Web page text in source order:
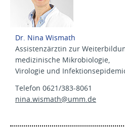
Dr. Nina Wismath
Assistenzärztin zur
medizinische Mikrobiologie,
Virologie und
Telefon 0621/383-8061
nina.wismath@umm.de